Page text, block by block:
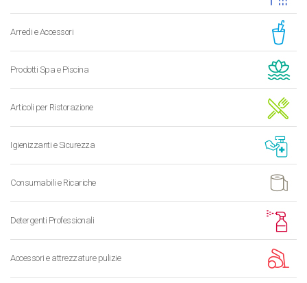
Arredi e Accessori
Prodotti Spa e Piscina
Articoli per Ristorazione
Igienizzanti e Sicurezza
Consumabili e Ricariche
Detergenti Professionali
Accessori e attrezzature pulizie